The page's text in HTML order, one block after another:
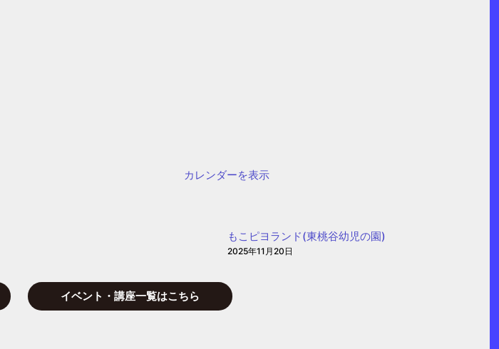
カレンダーを表示
もこピヨランド(東桃谷幼児の園)
2025年11月20日
イベント・講座一覧はこちら